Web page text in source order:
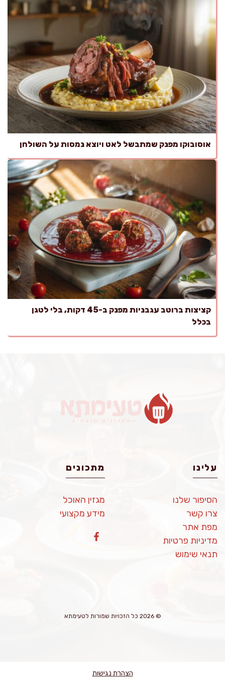
אוסובוקו מפנק שמתבשל לאט ויוצא נמסות על השולחן
קציצות ברוטב עגבניות מפנק ב-45 דקות, בלי לטגן
בכלל
עלינו
הסיפור שלנו
צרו קשר
מפת אתר
מדיניות פרטיות
תנאי שימוש
מתכונים
מגזין האוכל
מידע מקצועי
© 2026 כל הזכויות שמורות לטעימתא
הצהרת נגישות